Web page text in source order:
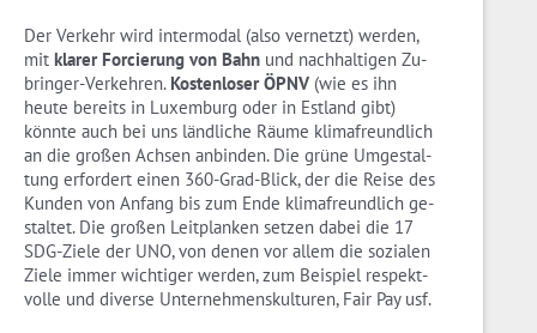
Der Ver­kehr wird in­ter­mo­dal (also ver­netzt) wer­den,
mit kla­rer For­cie­rung von Bahn und nach­hal­ti­gen Zu­
brin­ger-Ver­keh­ren. Kos­ten­lo­ser ÖPNV (wie es ihn
heute be­reits in Lu­xem­burg oder in Est­land gibt)
könn­te auch bei uns länd­li­che Räume kli­ma­freund­lich
an die gro­ßen Ach­sen an­bin­den. Die grüne Um­ge­stal­
tung er­for­dert einen 360-Grad-Blick, der die Reise des
Kun­den von An­fang bis zum Ende kli­ma­freund­lich ge­
stal­tet. Die gro­ßen Leit­plan­ken set­zen dabei die 17
SDG-Zie­le der UNO, von denen vor allem die so­zia­len
Ziele immer wich­ti­ger wer­den, zum Bei­spiel re­spekt­
vol­le und di­ver­se Un­ter­neh­mens­kul­tu­ren, Fair Pay usf.